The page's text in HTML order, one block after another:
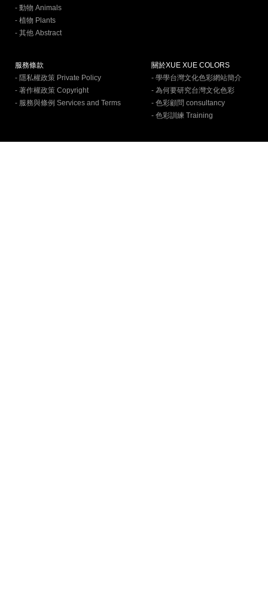
- 動物 Animals
- 植物 Plants
- 其他 Abstract
服務條款
- 隱私權政策 Private Policy
- 著作權政策 Copyright
- 服務與條例 Services and Terms
關於XUE XUE COLORS
- 學學台灣文化色彩網站簡介
- 為何要研究台灣文化色彩
- 色彩顧問 consultancy
- 色彩訓練 Training